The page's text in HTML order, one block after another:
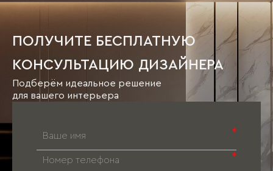
ПОЛУЧИТЕ БЕСПЛАТНУЮ
КОНСУЛЬТАЦИЮ ДИЗАЙНЕРА
Подберём идеальное решение
для вашего интерьера
*
*